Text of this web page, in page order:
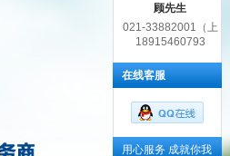
顾先生
021-33882001（上
海）, 0512-
18915460793
在线客服
用心服务 成就你我